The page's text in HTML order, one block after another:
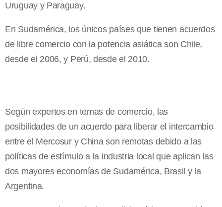
Uruguay y Paraguay.
En Sudamérica, los únicos países que tienen acuerdos
de libre comercio con la potencia asiática son Chile,
desde el 2006, y Perú, desde el 2010.
Según expertos en temas de comercio, las
posibilidades de un acuerdo para liberar el intercambio
entre el Mercosur y China son remotas debido a las
políticas de estímulo a la industria local que aplican las
dos mayores economías de Sudamérica, Brasil y la
Argentina.